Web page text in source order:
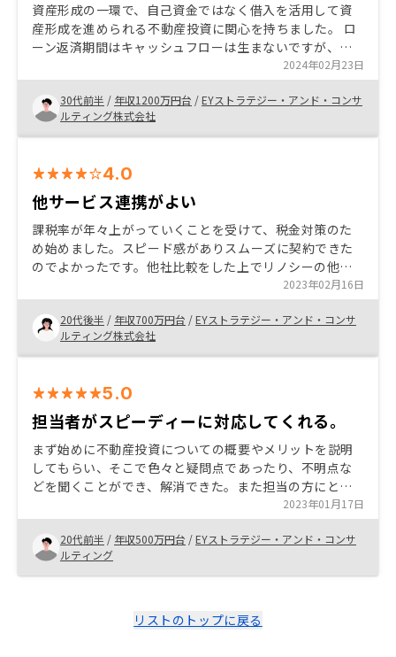
資産形成の一環で、自己資金ではなく借入を活用して資
産形成を進められる不動産投資に関心を持ちました。 ロ
ーン返済期間はキャッシュフローは生まないですが、借
入返済が進むことで、実質的に自己資産は増えて行くと
考えています。 営業担当の方の対応に満足してrenosyで
の購入を決めました。 投資利回りの計算に、管理費を含
めるのはミスリードだと感じます
2024年02月23日
30代前半 / 年収1200万円台 /EYストラテジー・アンド・コンサ
ルティング株式会社
4.0
他サービス連携がよい
課税率が年々上がっていくことを受けて、税金対策のた
め始めました。スピード感がありスムーズに契約できた
のでよかったです。他社比較をした上でリノシーの他サ
ービスとの連携ができるというのが良いと思ったポイン
トです。 市場価格との比較があるといいと思います
2023年02月16日
20代後半 / 年収700万円台 /EYストラテジー・アンド・コンサ
ルティング株式会社
5.0
担当者がスピーディーに対応してくれる。
まず始めに不動産投資についての概要やメリットを説明
してもらい、そこで色々と疑問点であったり、不明点な
どを聞くことができ、解消できた。また担当の方にとて
もスピーディに動いて頂いたため、物件情報を複数件見
ることができ、良さそうな物件があったので契約に至っ
た。
2023年01月17日
20代前半 / 年収500万円台 /EYストラテジー・アンド・コンサ
ルティング
リストのトップに戻る